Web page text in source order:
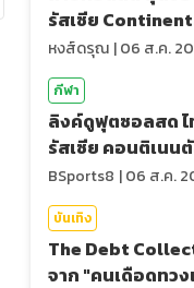
รัสเซีย
สุดท้าย
หงส์ดรุณ |06 ส.ค.
กีฬา
ลิงค์ดูฟุตซอลสด ไ
รัสเซีย คอนติเนน
ชิพ 2026
BSports8 |06 ส.ค.
บันเทิง
The Debt
จาก "คนเดือดทว